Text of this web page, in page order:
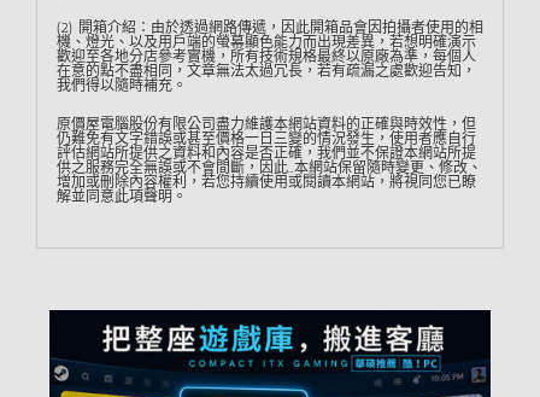
(2) 開箱介紹：由於透過網路傳遞，因此開箱品會因拍攝者使用的相
機、燈光、以及用戶端的螢幕顯色能力而出現差異，若想明確演示
歡迎至各地分店參考實機，所有技術規格最終以原廠為準，每個人
在意的點不盡相同，文章無法太過冗長，若有疏漏之處歡迎告知，
我們得以隨時補充。
原價屋電腦股份有限公司盡力維護本網站資料的正確與時效性，但
仍難免有文字錯誤或甚至價格一日三變的情況發生，使用者應自行
評估網站所提供之資料和內容是否正確，我們並不保證本網站所提
供之服務完全無誤或不會間斷，因此…本網站保留隨時變更、修改、
增加或刪除內容權利，若您持續使用或閱讀本網站，將視同您已瞭
解並同意此項聲明。